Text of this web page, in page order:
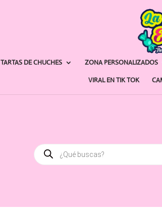
TARTAS DE CHUCHES ZONA PERSONALIZADOS
VIRAL EN TIK TOK
Búsqueda
de
productos